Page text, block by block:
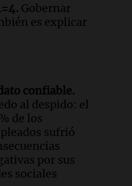
Gobernar
es explicar
confiable.
al despido: el
de los
sufrió
por sus
sociales